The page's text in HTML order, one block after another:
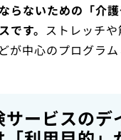
らないための「介
です。 ストレッチ
が中心のプログラム
ービスのデ